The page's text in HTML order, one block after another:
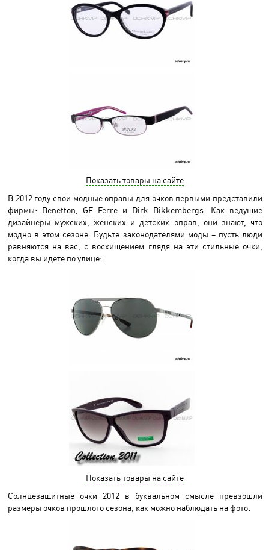
Показать товары на сайте
В 2012 году свои модные оправы для очков первыми представили
фирмы: Benetton, GF Ferre и Dirk Bikkembergs. Как ведущие
дизайнеры мужских, женских и детских оправ, они знают, что
модно в этом сезоне. Будьте законодателями моды – пусть люди
равняются на вас, с восхищением глядя на эти стильные очки,
когда вы идете по улице:
Показать товары на сайте
Солнцезащитные очки 2012 в буквальном смысле превзошли
размеры очков прошлого сезона, как можно наблюдать на фото: